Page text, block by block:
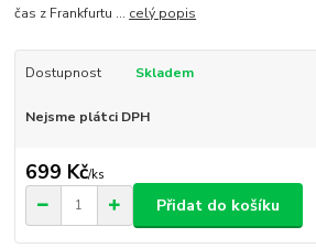
čas z Frankfurtu ... celý popis
Dostupnost Skladem
Nejsme plátci DPH
699 Kč/ks
Přidat do košíku